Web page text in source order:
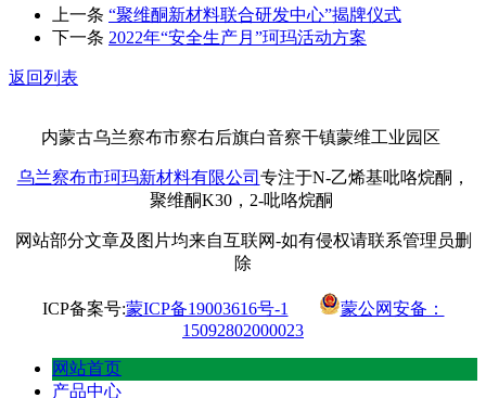
上一条 “聚维酮新材料联合研发中心”揭牌仪式
下一条 2022年“安全生产月”珂玛活动方案
返回列表
内蒙古乌兰察布市察右后旗白音察干镇蒙维工业园区
乌兰察布市珂玛新材料有限公司 专注于N-乙烯基吡咯烷酮，
聚维酮K30，2-吡咯烷酮
网站部分文章及图片均来自互联网-如有侵权请联系管理员删
除
ICP备案号:蒙ICP备19003616号-1
蒙公网安备：
15092802000023
网站首页
产品中心